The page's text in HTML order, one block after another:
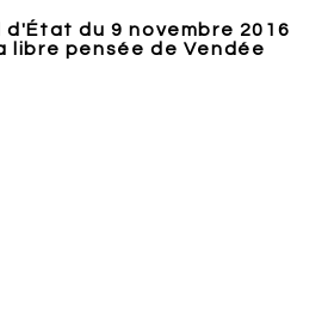
du 9 novembre 2016
libre pensée de Vendée